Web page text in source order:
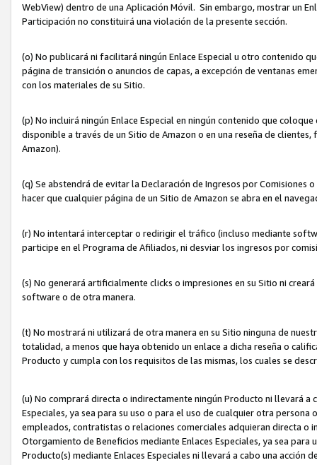
WebView) dentro de una Aplicación Móvil. Sin embargo, mostrar un
Participación no constituirá una violación de la presente sección.
(o) No publicará ni facilitará ningún Enlace Especial u otro contenido
página de transición o anuncios de capas, a excepción de ventanas
con los materiales de su Sitio.
(p) No incluirá ningún Enlace Especial en ningún contenido que
disponible a través de un Sitio de Amazon o en una reseña de
Amazon).
(q) Se abstendrá de evitar la Declaración de Ingresos por
hacer que cualquier página de un Sitio de Amazon se abra en el
(r) No intentará interceptar o redirigir el tráfico (incluso mediante
participe en el Programa de Afiliados, ni desviar los ingresos por
(s) No generará artificialmente clicks o impresiones en su Sitio ni
software o de otra manera.
(t) No mostrará ni utilizará de otra manera en su Sitio ninguna de
totalidad, a menos que haya obtenido un enlace a dicha reseña o
Producto y cumpla con los requisitos de las mismas, los cuales se
(u) No comprará directa o indirectamente ningún Producto ni llevará a
Especiales, ya sea para su uso o para el uso de cualquier otra
empleados, contratistas o relaciones comerciales adquieran directa o
Otorgamiento de Beneficios mediante Enlaces Especiales, ya sea
Producto(s) mediante Enlaces Especiales ni llevará a cabo una